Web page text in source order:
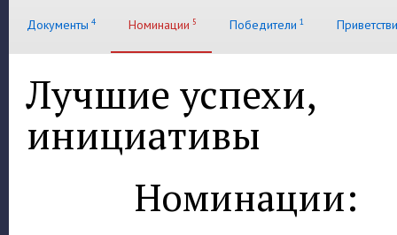
Документы 4 Номинации 5 Победители 1
Лучшие успехи,
инициативы
Номинации: